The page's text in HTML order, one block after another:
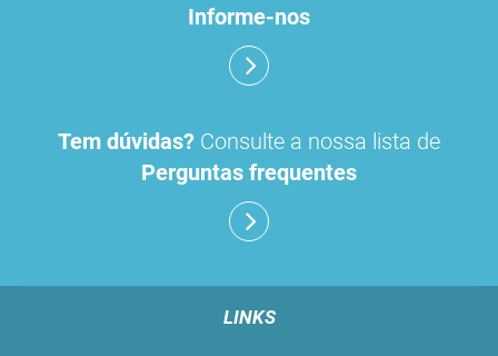
Informe-nos
Tem dúvidas? Consulte a nossa lista de
Perguntas frequentes
LINKS